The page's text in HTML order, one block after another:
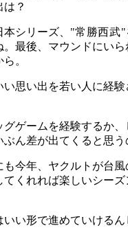
？
シリーズ、"常勝西武"
。最後、マウンドにい
。
思い出を若い人に経験
ゲームを経験するか、
ん差が出てくると思う
今年、ヤクルトが台風
てくれれば楽しいシー
い形で進めていけるん